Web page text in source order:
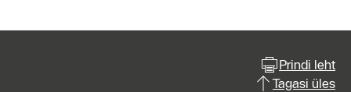
Prindi leht
Tagasi üles